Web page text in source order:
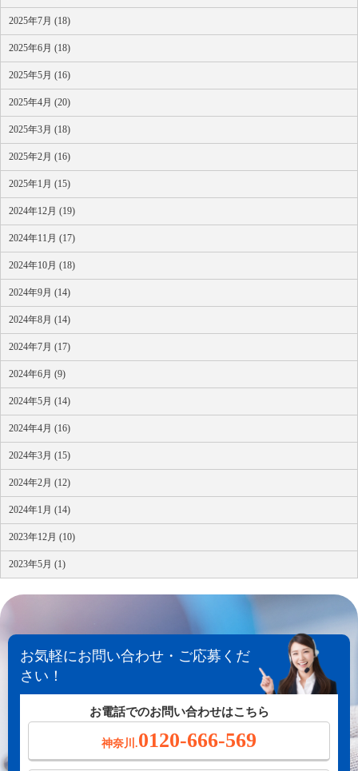
2025年7月 (18)
2025年6月 (18)
2025年5月 (16)
2025年4月 (20)
2025年3月 (18)
2025年2月 (16)
2025年1月 (15)
2024年12月 (19)
2024年11月 (17)
2024年10月 (18)
2024年9月 (14)
2024年8月 (14)
2024年7月 (17)
2024年6月 (9)
2024年5月 (14)
2024年4月 (16)
2024年3月 (15)
2024年2月 (12)
2024年1月 (14)
2023年12月 (10)
2023年5月 (1)
お気軽にお問い合わせ・ご応募くだ
さい！
お電話でのお問い合わせはこちら
神奈川.0120-666-569